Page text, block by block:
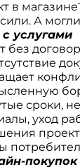
в
А
услугами
без
сроки,
уход
покупок